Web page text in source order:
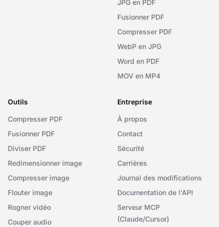
JPG en PDF
Fusionner PDF
Compresser PDF
WebP en JPG
Word en PDF
MOV en MP4
Outils
Compresser PDF
Fusionner PDF
Diviser PDF
Redimensionner image
Compresser image
Flouter image
Rogner vidéo
Couper audio
Entreprise
À propos
Contact
Sécurité
Carrières
Journal des modifications
Documentation de l'API
Serveur MCP
(Claude/Cursor)